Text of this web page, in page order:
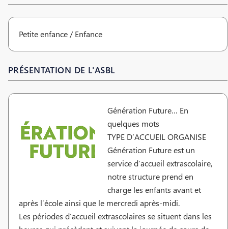
Petite enfance / Enfance
PRÉSENTATION DE L'ASBL
Génération Future… En
quelques mots
TYPE D’ACCUEIL ORGANISE
Génération Future est un
service d’accueil extrascolaire,
notre structure prend en
charge les enfants avant et
après l’école ainsi que le mercredi après-midi.
Les périodes d’accueil extrascolaires se situent dans les